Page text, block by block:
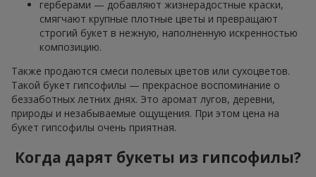
герберами — добавляют жизнерадостные краски,
смягчают крупные плотные цветы и превращают
строгий букет в нежную, наполненную искренностью
композицию.
Также продаются смеси полевых цветов или сухоцветов.
Такой букет гипсофилы — прекрасное воспоминание о
беззаботных летних днях. Это аромат лугов, деревни,
природы и незабываемые ощущения. При этом цена на
букет гипсофилы очень приятная.
Когда дарят букеты из гипсофилы?